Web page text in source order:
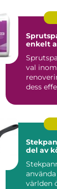
enkelt
val
dess
del av
världen